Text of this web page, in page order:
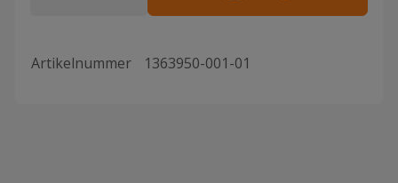
Artikelnummer 1363950-001-01